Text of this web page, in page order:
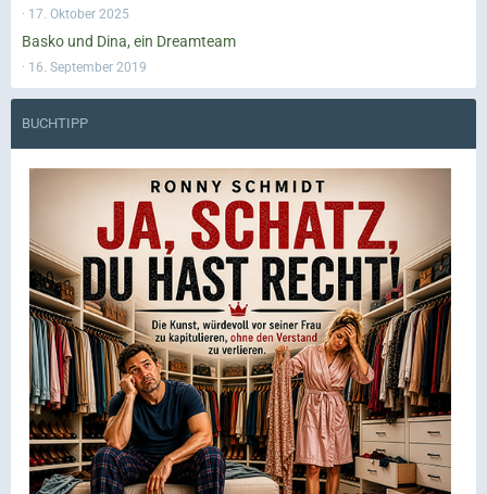
17. Oktober 2025
Basko und Dina, ein Dreamteam
16. September 2019
BUCHTIPP